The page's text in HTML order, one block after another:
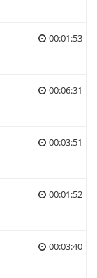
00:01:53
00:06:31
00:03:51
00:01:52
00:03:40